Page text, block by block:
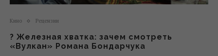
Кино Рецензии
? Железная хватка: зачем смотреть
«Вулкан» Романа Бондарчука